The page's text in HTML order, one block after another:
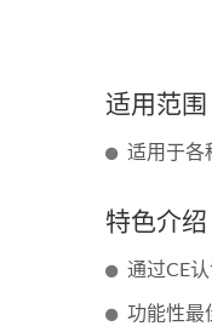
适用范围
适用于各
特色介绍
通过CE
功能性最